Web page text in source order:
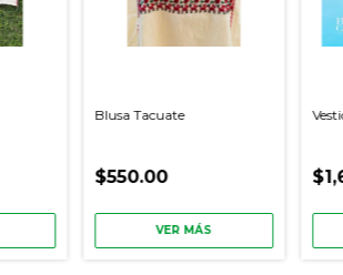
Blusa Tacuate
$550.00
VER MÁS